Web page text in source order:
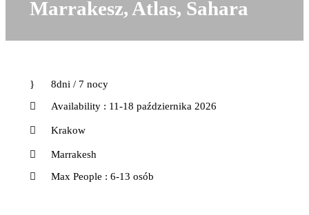
Marrakesz, Atlas, Sahara
8dni / 7 nocy
Availability : 11-18 października 2026
Krakow
Marrakesh
Max People : 6-13 osób